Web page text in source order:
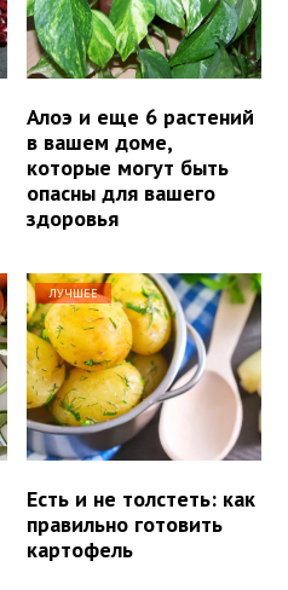
Алоэ и еще 6 растений
в вашем доме,
которые могут быть
опасны для вашего
здоровья
ЛУЧШЕЕ
Есть и не толстеть: как
правильно готовить
картофель